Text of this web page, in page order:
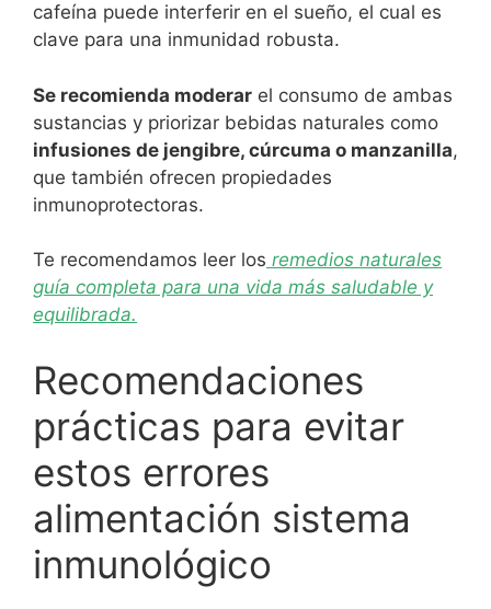
cafeína puede interferir en el sueño, el cual es
clave para una inmunidad robusta.
Se recomienda moderar el consumo de ambas
sustancias y priorizar bebidas naturales como
infusiones de jengibre, cúrcuma o manzanilla,
que también ofrecen propiedades
inmunoprotectoras.
Te recomendamos leer los remedios naturales
guía completa para una vida más saludable y
equilibrada.
Recomendaciones
prácticas para evitar
estos errores
alimentación sistema
inmunológico